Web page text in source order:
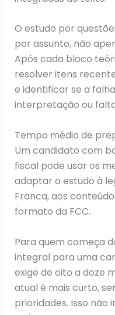
O estudo por
por assunto, não
Após cada bloco
resolver itens
e identificar se a
interpretação ou
Tempo médio de
Um candidato com
fiscal pode usar os
adaptar o estudo à
Franca, aos
formato da FCC.
Para quem começa
integral para uma
exige de oito a doze
atual é mais curto,
prioridades. Isso não